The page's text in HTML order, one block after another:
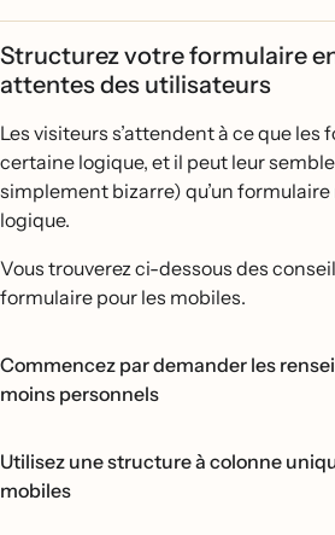
Structurez votre formulaire
attentes des utilisateurs
Les visiteurs s’attendent à ce que
certaine logique, et il peut leur
simplement bizarre) qu’un
logique.
Vous trouverez ci-dessous des
formulaire pour les mobiles.
Commencez par demander les
moins personnels
Utilisez une structure à colonne
mobiles